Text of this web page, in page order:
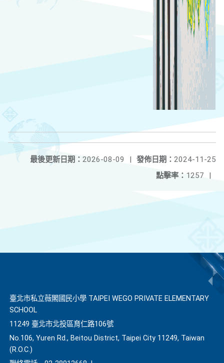
發佈日期： 2024-11-25
最後更新日期： 2026-08-09
|
點擊率： 1257 |
臺北市私立薇閣國民小學 TAIPEI WEGO PRIVATE ELEMENTARY
SCHOOL
11249 臺北市北投區育仁路106號
No.106, Yuren Rd., Beitou District, Taipei City 11249, Taiwan
(R.O.C.)